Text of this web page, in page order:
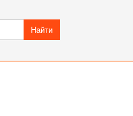
Найти